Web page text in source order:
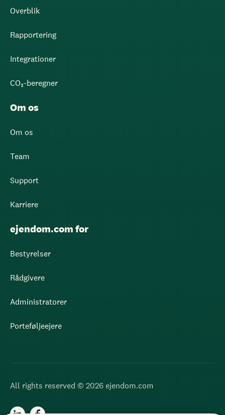
Overblik
Rapportering
Integrationer
CO₂-beregner
Om os
Om os
Team
Support
Karriere
ejendom.com for
Bestyrelser
Rådgivere
Administratorer
Porteføljeejere
All rights reserved © 2026 ejendom.com